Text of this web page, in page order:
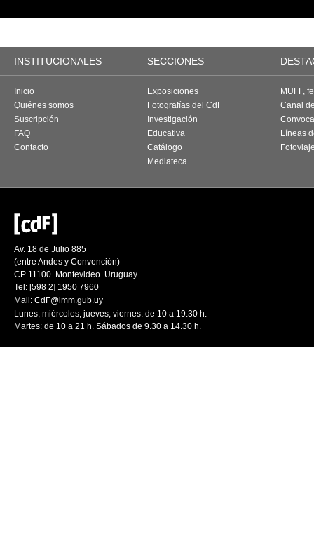
INSTITUCIONALES SECCIONES
Inicio
Quiénes somos
Suscripción
FAQ
Contacto
Exposiciones
Fotografías del CdF
Investigación
Educativa
Catálogo
Mediateca
MUFF,
Canal
Líneas
Av. 18 de Julio 885
(entre Andes y Convención)
CP 11100. Montevideo. Uruguay
Tel: [598 2] 1950 7960
Mail: CdF@imm.gub.uy
Lunes, miércoles, jueves, viernes: de 10 a 19.30 h.
Martes: de 10 a 21 h. Sábados de 9.30 a 14.30 h.